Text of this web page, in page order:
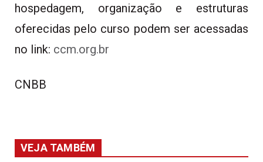
hospedagem, organização e estruturas
oferecidas pelo curso podem ser acessadas
no link: ccm.org.br
CNBB
VEJA TAMBÉM